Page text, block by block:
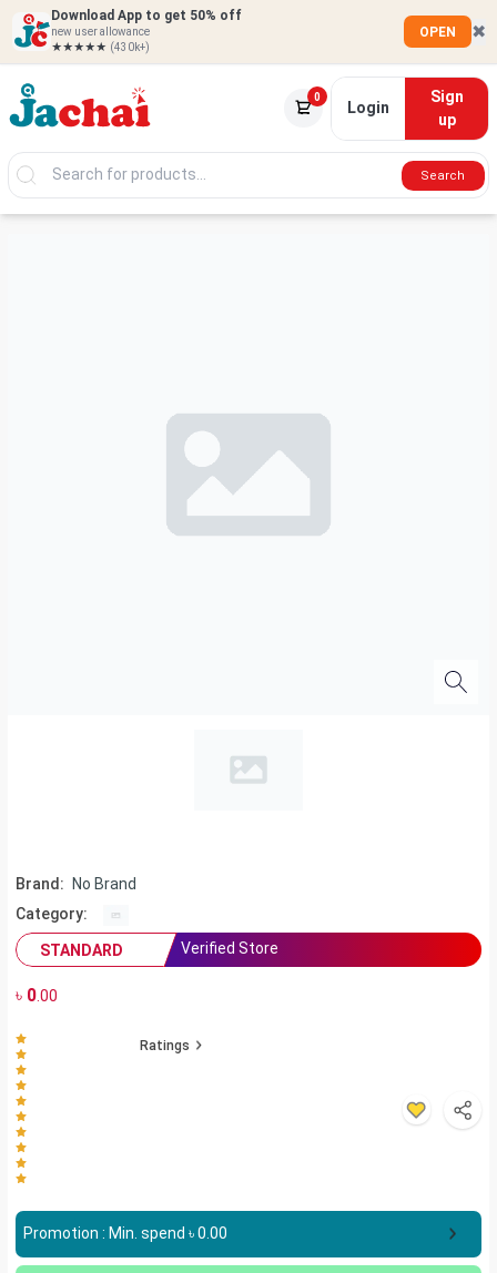
Download App to get 50% off
new user allowance
★★★★★ (430k+)
OPEN ✖
0
Login
Sign
up
Search
Brand:
No Brand
Category:
STANDARD
Verified Store
৳ 0.00
Ratings
Promotion : Min. spend ৳0.00